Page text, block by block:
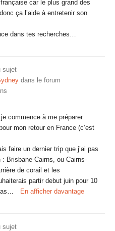
car le plus grand des
ça l’aide à entretenir son
dans tes recherches…
sujet
dans le forum
commence à me préparer
mon retour en France (c’est
faire un dernier trip que j’ai pas
: Brisbane-Cairns, ou Cairns-
de corail et les
partir debut juin pour 10
En afficher davantage
sujet